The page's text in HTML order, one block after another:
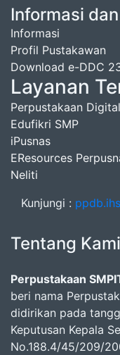
Informasi
Informasi
Profil Pustakawan
Download e-DDC
Layanan
Perpustakaan Digital
Edufikri SMP
iPusnas
EResources
Neliti
Kunjungi :
Tentang Kami
Perpustakaan
beri nama
didirikan pada
Keputusan Kepala
No.188.4/45/209/